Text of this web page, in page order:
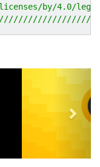
by/4.0/
x